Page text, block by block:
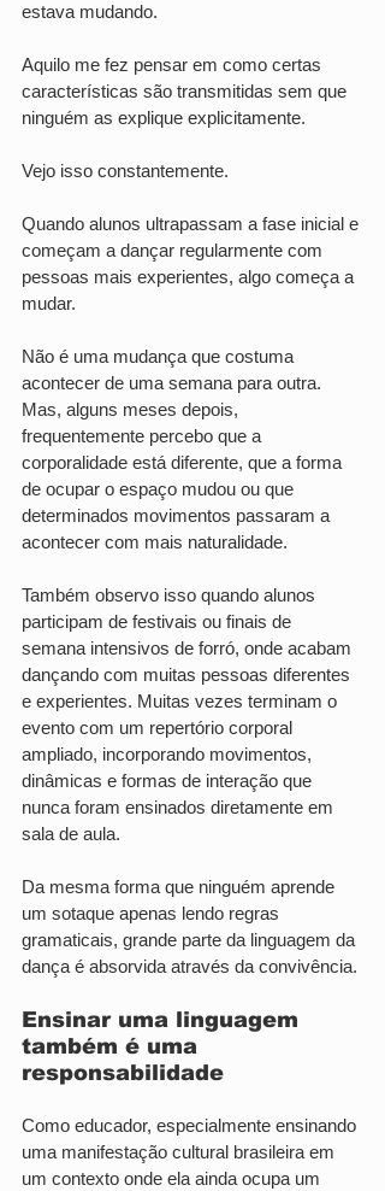
estava mudando.
Aquilo me fez pensar em como certas
características são transmitidas sem que
ninguém as explique explicitamente.
Vejo isso constantemente.
Quando alunos ultrapassam a fase inicial e
começam a dançar regularmente com
pessoas mais experientes, algo começa a
mudar.
Não é uma mudança que costuma
acontecer de uma semana para outra.
Mas, alguns meses depois,
frequentemente percebo que a
corporalidade está diferente, que a forma
de ocupar o espaço mudou ou que
determinados movimentos passaram a
acontecer com mais naturalidade.
Também observo isso quando alunos
participam de festivais ou finais de
semana intensivos de forró, onde acabam
dançando com muitas pessoas diferentes
e experientes. Muitas vezes terminam o
evento com um repertório corporal
ampliado, incorporando movimentos,
dinâmicas e formas de interação que
nunca foram ensinados diretamente em
sala de aula.
Da mesma forma que ninguém aprende
um sotaque apenas lendo regras
gramaticais, grande parte da linguagem da
dança é absorvida através da convivência.
Ensinar uma linguagem
também é uma
responsabilidade
Como educador, especialmente ensinando
uma manifestação cultural brasileira em
um contexto onde ela ainda ocupa um